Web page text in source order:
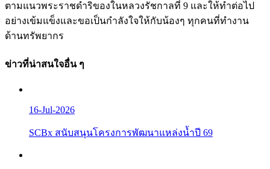
ตามแนวพระราชดำริของในหลวงรัชกาลที่ 9 และให้ทำต่อไป
อย่างเข้มแข็งและขอเป็นกำลังใจให้กับน้องๆ ทุกคนที่ทำงาน
ด้านทรัพยากร
ข่าวที่น่าสนใจอื่น ๆ
16-Jul-2026
SCBx สนับสนุนโครงการพัฒนาแหล่งน้ำปี 69